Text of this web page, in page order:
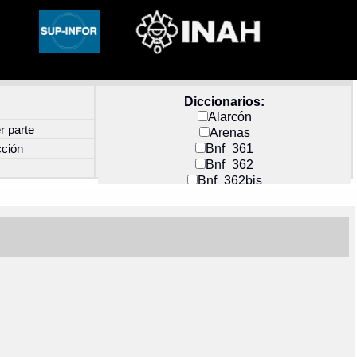
Diccionarios:
Alarcón
Arenas
Bnf_361
Bnf_362
Bnf_362bis
Docs_México
parte